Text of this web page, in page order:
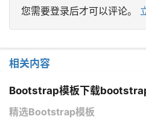
您需要登录后才可以评论。
相关内容
Bootstrap模板下载
精选Bootstrap模板